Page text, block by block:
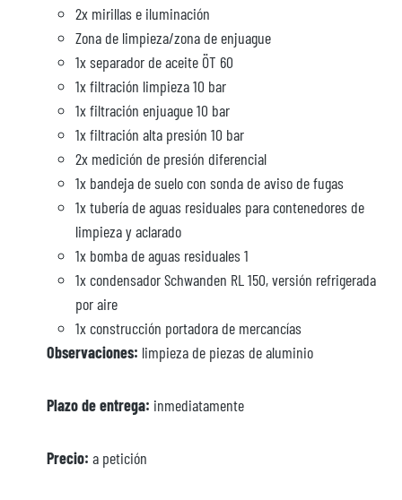
2x mirillas e iluminación
Zona de limpieza/zona de enjuague
1x separador de aceite ÖT 60
1x filtración limpieza 10 bar
1x filtración enjuague 10 bar
1x filtración alta presión 10 bar
2x medición de presión diferencial
1x bandeja de suelo con sonda de aviso de fugas
1x tubería de aguas residuales para contenedores de
limpieza y aclarado
1x bomba de aguas residuales 1
1x condensador Schwanden RL 150, versión refrigerada
por aire
1x construcción portadora de mercancías
Observaciones: limpieza de piezas de aluminio
Plazo de entrega: inmediatamente
Precio: a petición